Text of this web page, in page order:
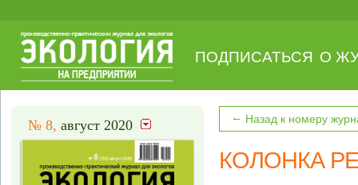
ПОДПИСАТЬСЯ О
№ 8, август 2020 ← Назад к номеру
КОЛОНКА